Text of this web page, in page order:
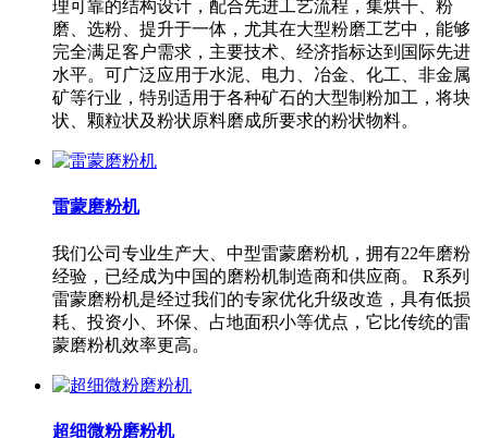
理可靠的结构设计，配合先进工艺流程，集烘干、粉
磨、选粉、提升于一体，尤其在大型粉磨工艺中，能够
完全满足客户需求，主要技术、经济指标达到国际先进
水平。可广泛应用于水泥、电力、冶金、化工、非金属
矿等行业，特别适用于各种矿石的大型制粉加工，将块
状、颗粒状及粉状原料磨成所要求的粉状物料。
雷蒙磨粉机
我们公司专业生产大、中型雷蒙磨粉机，拥有22年磨粉
经验，已经成为中国的磨粉机制造商和供应商。 R系列
雷蒙磨粉机是经过我们的专家优化升级改造，具有低损
耗、投资小、环保、占地面积小等优点，它比传统的雷
蒙磨粉机效率更高。
超细微粉磨粉机